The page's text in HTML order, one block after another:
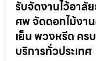
รับจัดงานไว้อาลั
ศพ จัดดอกไม้งา
เย็น พวงหรีด คร
บริการทั่วประเทศ